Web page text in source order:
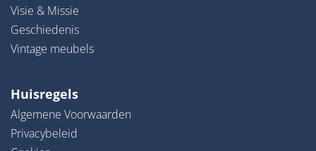
Visie & Missie
Geschiedenis
Vintage meubels
Huisregels
Algemene Voorwaarden
Privacybeleid